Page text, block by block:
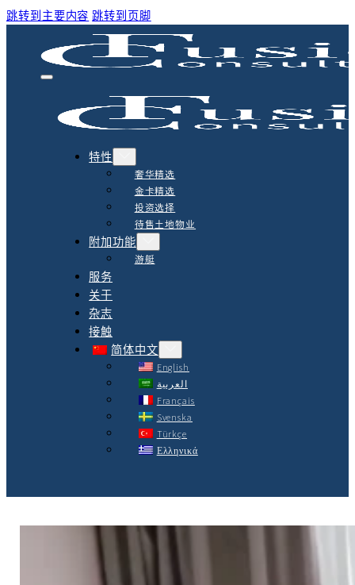
跳转到主要内容 跳转到页脚
特性
奢华精选
金卡精选
投资选择
待售土地物业
附加功能
游艇
服务
关于
杂志
接触
简体中文
English
العربية
Français
Svenska
Türkçe
Ελληνικά